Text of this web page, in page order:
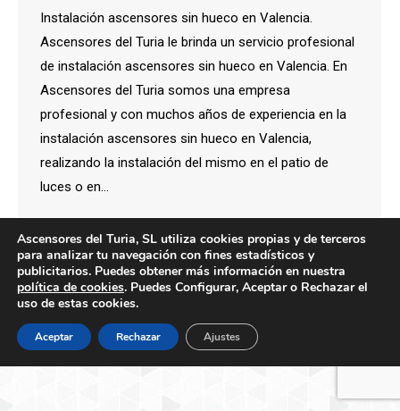
Instalación ascensores sin hueco en Valencia.
Ascensores del Turia le brinda un servicio profesional
de instalación ascensores sin hueco en Valencia. En
Ascensores del Turia somos una empresa
profesional y con muchos años de experiencia en la
instalación ascensores sin hueco en Valencia,
realizando la instalación del mismo en el patio de
luces o en…
Creado por Tandem Marketing Digital
Información legal
Ascensores del Turia, SL utiliza cookies propias y de terceros
para analizar tu navegación con fines estadísticos y
publicitarios. Puedes obtener más información en nuestra
política de cookies. Puedes Configurar, Aceptar o Rechazar el
uso de estas cookies.
Aceptar Rechazar Ajustes